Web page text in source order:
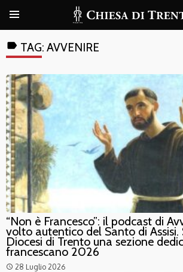
label TAG: AVVENIRE
“Non è Francesco”: il podcast di
volto autentico del Santo di Assisi.
Diocesi di Trento una sezione
francescano 2026
access_time 28 Luglio 2026